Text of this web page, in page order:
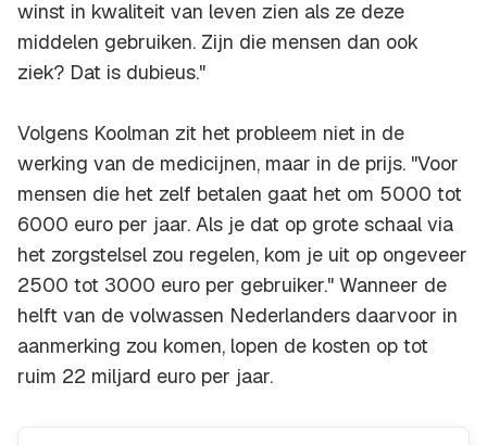
winst in kwaliteit van leven zien als ze deze
middelen gebruiken. Zijn die mensen dan ook
ziek? Dat is dubieus."
Volgens Koolman zit het probleem niet in de
werking van de medicijnen, maar in de prijs. "Voor
mensen die het zelf betalen gaat het om 5000 tot
6000 euro per jaar. Als je dat op grote schaal via
het zorgstelsel zou regelen, kom je uit op ongeveer
2500 tot 3000 euro per gebruiker." Wanneer de
helft van de volwassen Nederlanders daarvoor in
aanmerking zou komen, lopen de kosten op tot
ruim 22 miljard euro per jaar.